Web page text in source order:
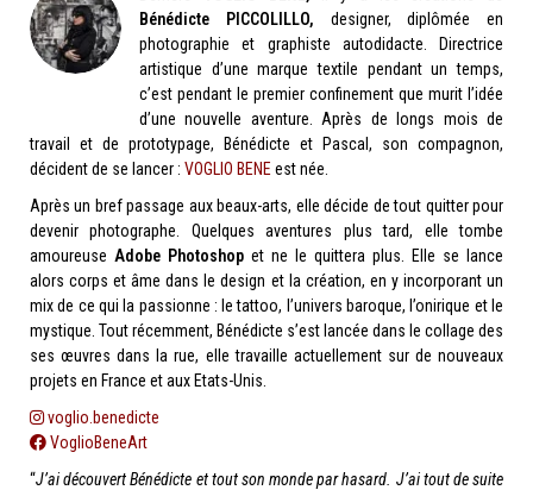
Bénédicte PICCOLILLO, designer, diplômée en
photographie et graphiste autodidacte. Directrice
artistique d’une marque textile pendant un temps,
c’est pendant le premier confinement que murit l’idée
d’une nouvelle aventure. Après de longs mois de
travail et de prototypage, Bénédicte et Pascal, son compagnon,
décident de se lancer : VOGLIO BENE est née.
Après un bref passage aux beaux-arts, elle décide de tout quitter pour
devenir photographe. Quelques aventures plus tard, elle tombe
amoureuse Adobe Photoshop et ne le quittera plus. Elle se lance
alors corps et âme dans le design et la création, en y incorporant un
mix de ce qui la passionne : le tattoo, l’univers baroque, l’onirique et le
mystique. Tout récemment, Bénédicte s’est lancée dans le collage des
ses œuvres dans la rue, elle travaille actuellement sur de nouveaux
projets en France et aux Etats-Unis.
voglio.benedicte
VoglioBeneArt
“J’ai découvert Bénédicte et tout son monde par hasard. J’ai tout de suite